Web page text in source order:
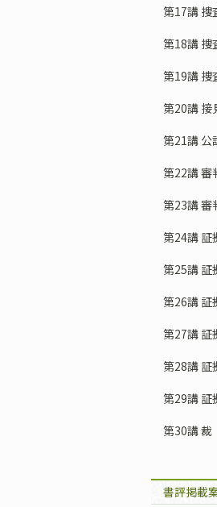
第17講 捜
第18講 捜
第19講 捜
第20講 接
第21講 公
第22講 審
第23講 審
第24講 証
第25講 証
第26講 証
第27講 証
第28講 証
第29講 証
第30講
書評掲載